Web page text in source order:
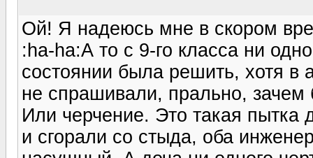
Ой! Я надеюсь мне в скором
:ha-ha:А то с 9-го класса ни
состоянии была решить, хотя в
не спрашивали, прально,
Или черчение. Это такая
и сгорали со стыда, оба